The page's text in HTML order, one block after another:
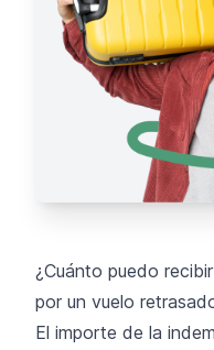
¿Cuánto puedo
por un vuelo
El importe de la